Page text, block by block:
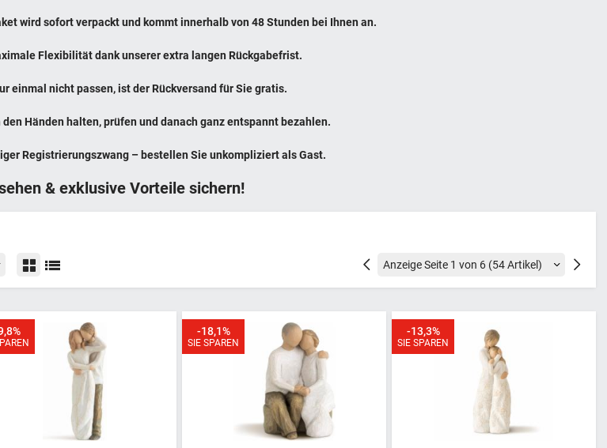
wird sofort verpackt und kommt innerhalb von 48 Stunden bei Ihnen an.
Flexibilität dank unserer extra langen Rückgabefrist.
einmal nicht passen, ist der Rückversand für Sie gratis.
Händen halten, prüfen und danach ganz entspannt bezahlen.
Registrierungszwang – bestellen Sie unkompliziert als Gast.
& exklusive Vorteile sichern!
Vorherige Nächste
SIE SPAREN
-18,1%
SIE SPAREN
-13,3%